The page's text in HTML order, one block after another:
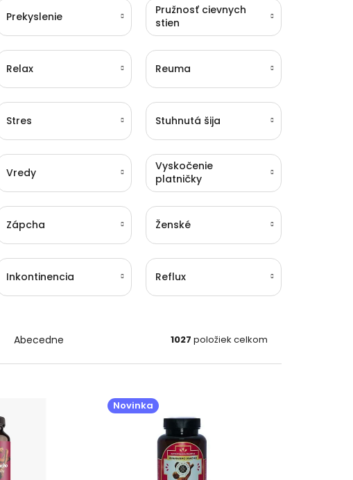
Prekyslenie
Pružnosť cievnych
stien
Relax Reuma
Stres Stuhnutá šija
Vredy
Vyskočenie
platničky
Zápcha Ženské
Inkontinencia Reflux
Abecedne 1027 položiek celkom
Novinka